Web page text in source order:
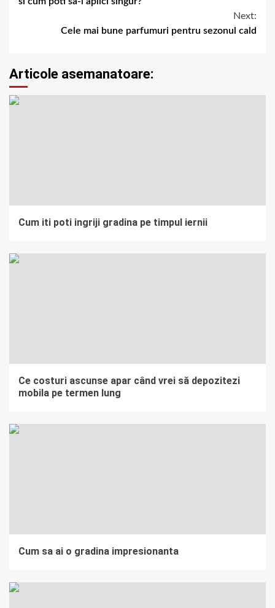
Next:
Cele mai bune parfumuri pentru sezonul cald
Articole asemanatoare:
Cum iti poti ingriji gradina pe timpul iernii
Ce costuri ascunse apar când vrei să depozitezi
mobila pe termen lung
Cum sa ai o gradina impresionanta